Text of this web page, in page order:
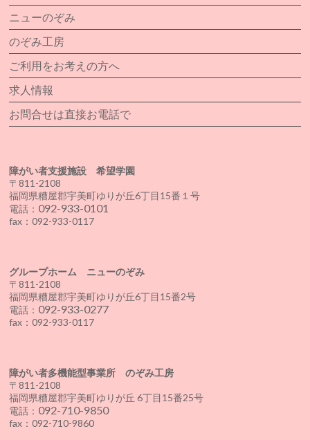
ニューのぞみ
のぞみ工房
ご利用をお考えの方へ
求人情報
お問合せは直接お電話で
障がい者支援施設 希望学園
〒811-2108
福岡県糟屋郡宇美町ゆりが丘6丁目15番１号
電話： 092-933-0101
fax：092-933-0117
グループホーム ニューのぞみ
〒811-2108
福岡県糟屋郡宇美町ゆりが丘6丁目15番2号
電話： 092-933-0277
fax：092-933-0117
障がい者多機能型事業所 のぞみ工房
〒811-2108
福岡県糟屋郡宇美町ゆりが丘 6丁目15番25号
電話： 092-710-9850
fax：092-710-9860